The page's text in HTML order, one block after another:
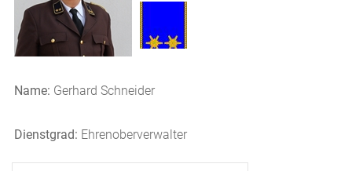
Name: Gerhard Schneider
Dienstgrad: Ehrenoberverwalter